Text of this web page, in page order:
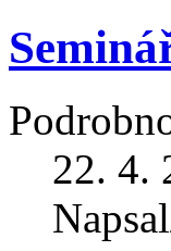
22. 4.